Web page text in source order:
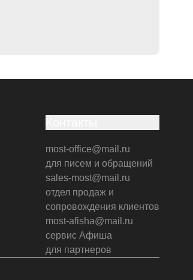
most-office@mail.ru
для писем и обращений
sales-most@mail.ru
отдел продаж и
сопровождения клиентов
most-afisha@mail.ru
сервис Афиша
для партнеров